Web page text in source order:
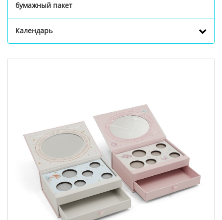
бумажный пакет
Календарь